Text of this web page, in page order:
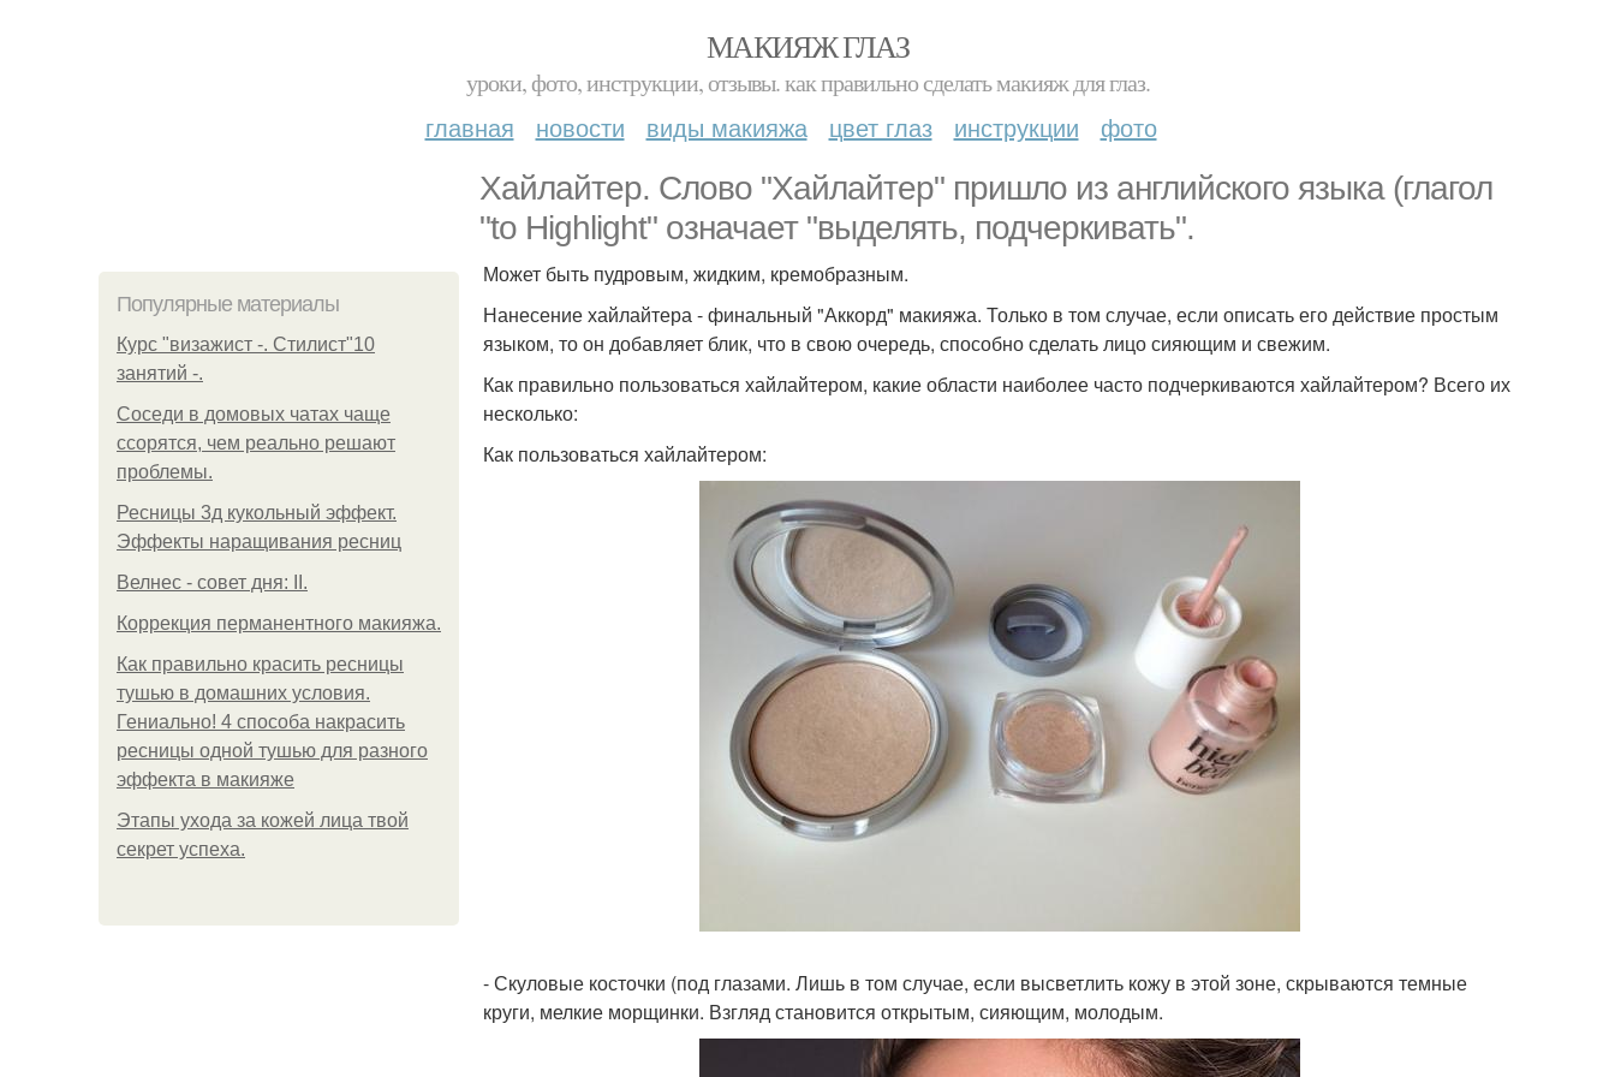
МАКИЯЖ ГЛАЗ
уроки, фото, инструкции, отзывы. как правильно сделать макияж для глаз.
главная новости виды макияжа цвет глаз инструкции фото
Хайлайтер. Слово "Хайлайтер" пришло из английского языка (глагол
"to Highlight" означает "выделять, подчеркивать".
Популярные материалы
Курс "визажист -. Стилист"10
занятий -.
Соседи в домовых чатах чаще
ссорятся, чем реально решают
проблемы.
Ресницы 3д кукольный эффект.
Эффекты наращивания ресниц
Велнес - совет дня: II.
Коррекция перманентного макияжа.
Как правильно красить ресницы
тушью в домашних условия.
Гениально! 4 способа накрасить
ресницы одной тушью для разного
эффекта в макияже
Этапы ухода за кожей лица твой
секрет успеха.
Может быть пудровым, жидким, кремобразным.
Нанесение хайлайтера - финальный "Аккорд" макияжа. Только в том случае, если описать его действие простым
языком, то он добавляет блик, что в свою очередь, способно сделать лицо сияющим и свежим.
Как правильно пользоваться хайлайтером, какие области наиболее часто подчеркиваются хайлайтером? Всего их
несколько:
Как пользоваться хайлайтером:
- Скуловые косточки (под глазами. Лишь в том случае, если высветлить кожу в этой зоне, скрываются темные
круги, мелкие морщинки. Взгляд становится открытым, сияющим, молодым.